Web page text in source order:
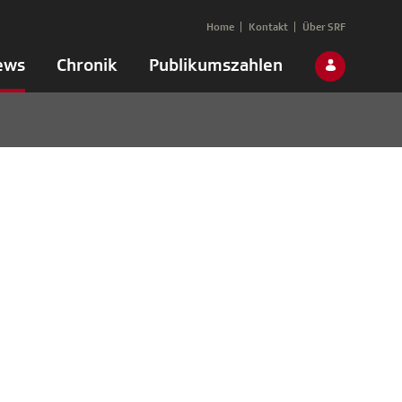
Chronik Publikumszahlen
Home Kontakt Über SRF